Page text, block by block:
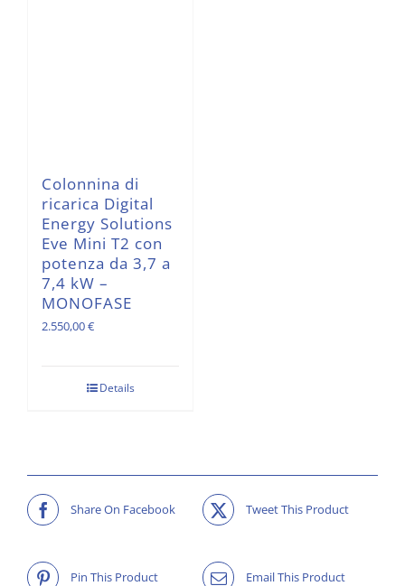
Colonnina di
ricarica Digital
Energy Solutions
Eve Mini T2 con
potenza da 3,7 a
7,4 kW –
MONOFASE
2.550,00€
Details
Share On Facebook Tweet This Product
Pin This Product Email This Product